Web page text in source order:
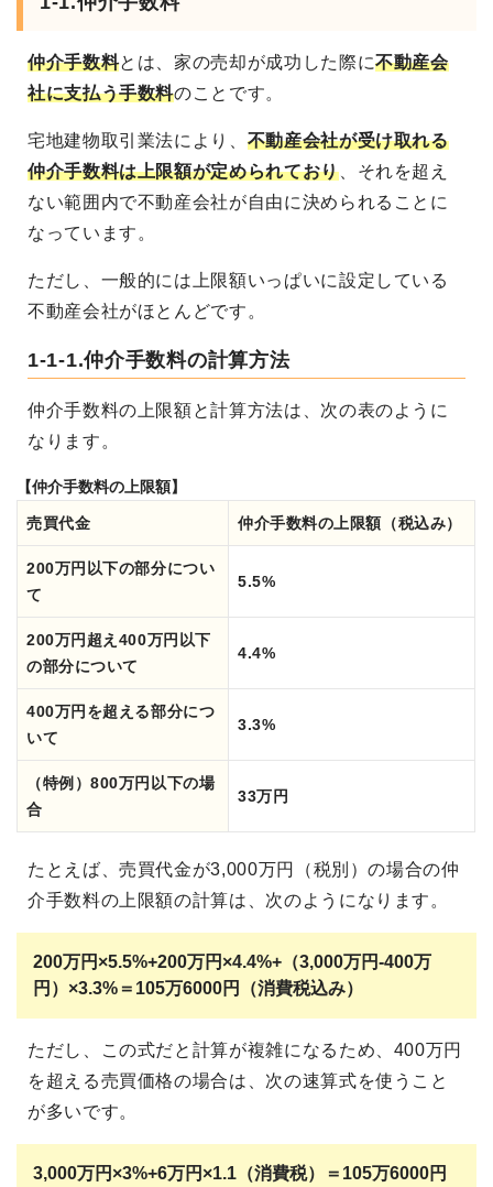
仲介手数料とは、家の売却が成功した際に不動産会
社に支払う手数料のことです。
宅地建物取引業法により、 不動産会社が受け取れる
仲介手数料は上限額が定められており、それを超え
ない範囲内で不動産会社が自由に決められることに
なっています。
ただし、一般的には上限額いっぱいに設定している
不動産会社がほとんどです。
1-1-1.仲介手数料の計算方法
仲介手数料の上限額と計算方法は、次の表のように
なります。
【仲介手数料の上限額】
売買代金 仲介手数料の上限額（税込み）
200万円以下の部分につい
て
5.5%
200万円超え400万円以下
の部分について
4.4%
400万円を超える部分につ
いて
3.3%
（特例）800万円以下の場
合
33万円
たとえば、売買代金が3,000万円（税別）の場合の仲
介手数料の上限額の計算は、次のようになります。
200万円×5.5%+200万円×4.4%+（3,000万円-400万
円）×3.3%＝105万6000円（消費税込み）
ただし、この式だと計算が複雑になるため、400万円
を超える売買価格の場合は、次の速算式を使うこと
が多いです。
3,000万円×3%+6万円×1.1（消費税）＝105万6000円